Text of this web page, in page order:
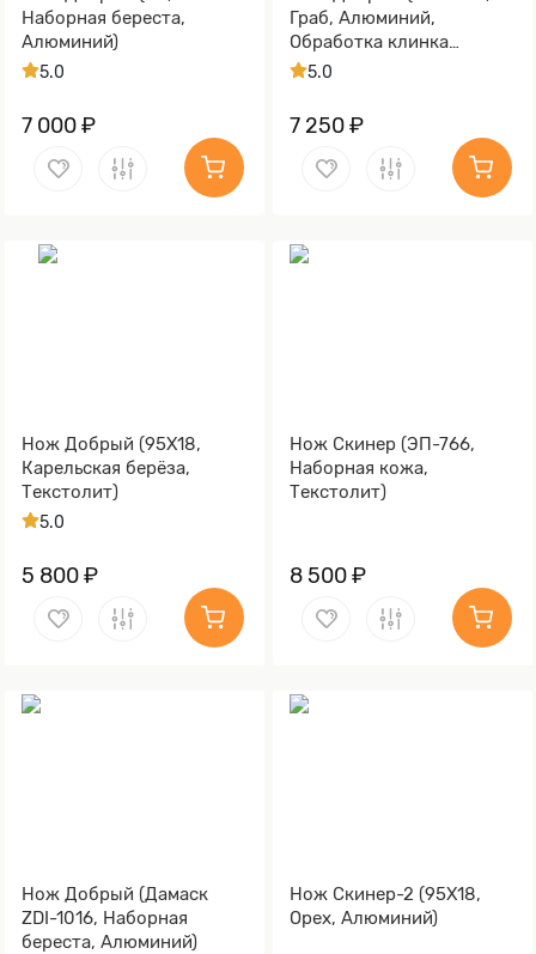
Наборная береста,
Алюминий)
5.0
7 000 ₽
Граб, Алюминий,
Обработка клинка
Stonewash)
5.0
7 250 ₽
Нож Добрый (95Х18,
Карельская берёза,
Текстолит)
5.0
5 800 ₽
Нож Скинер (ЭП-766,
Наборная кожа,
Текстолит)
8 500 ₽
Нож Добрый (Дамаск
ZDI-1016, Наборная
береста, Алюминий)
Нож Скинер-2 (95Х18,
Орех, Алюминий)